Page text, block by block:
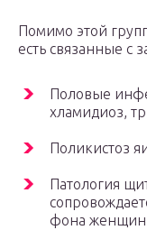
Помимо этой
есть связанные с
Половые
хламидиоз,
Поликистоз
Патология
фона